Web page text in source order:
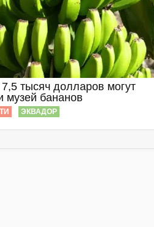
7,5 тысяч долларов могут
музей бананов
ЭКВАДОР